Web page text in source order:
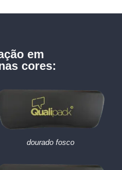
em
cores:
dourado fosco